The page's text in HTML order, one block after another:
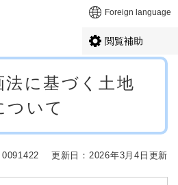
を飛ばして本文へ Foreign language
閲覧補助
法に基づく土地
ついて
更新日：2026年3月4日更新